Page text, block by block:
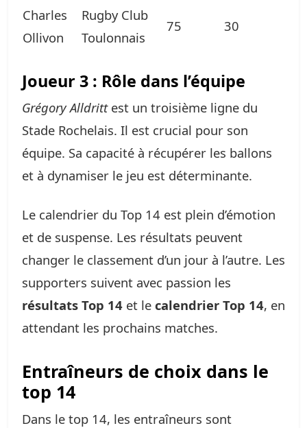
Charles
Ollivon
Rugby Club
Toulonnais
75 30
Joueur 3 : Rôle dans l’équipe
Grégory Alldrittest un troisième ligne du
Stade Rochelais. Il est crucial pour son
équipe. Sa capacité à récupérer les ballons
et à dynamiser le jeu est déterminante.
Le calendrier du Top 14 est plein d’émotion
et de suspense. Les résultats peuvent
changer le classement d’un jour à l’autre. Les
supporters suivent avec passion les
résultats Top 14 et le calendrier Top 14, en
attendant les prochains matches.
Entraîneurs de choix dans le
top 14
Dans le top 14, les entraîneurs sont